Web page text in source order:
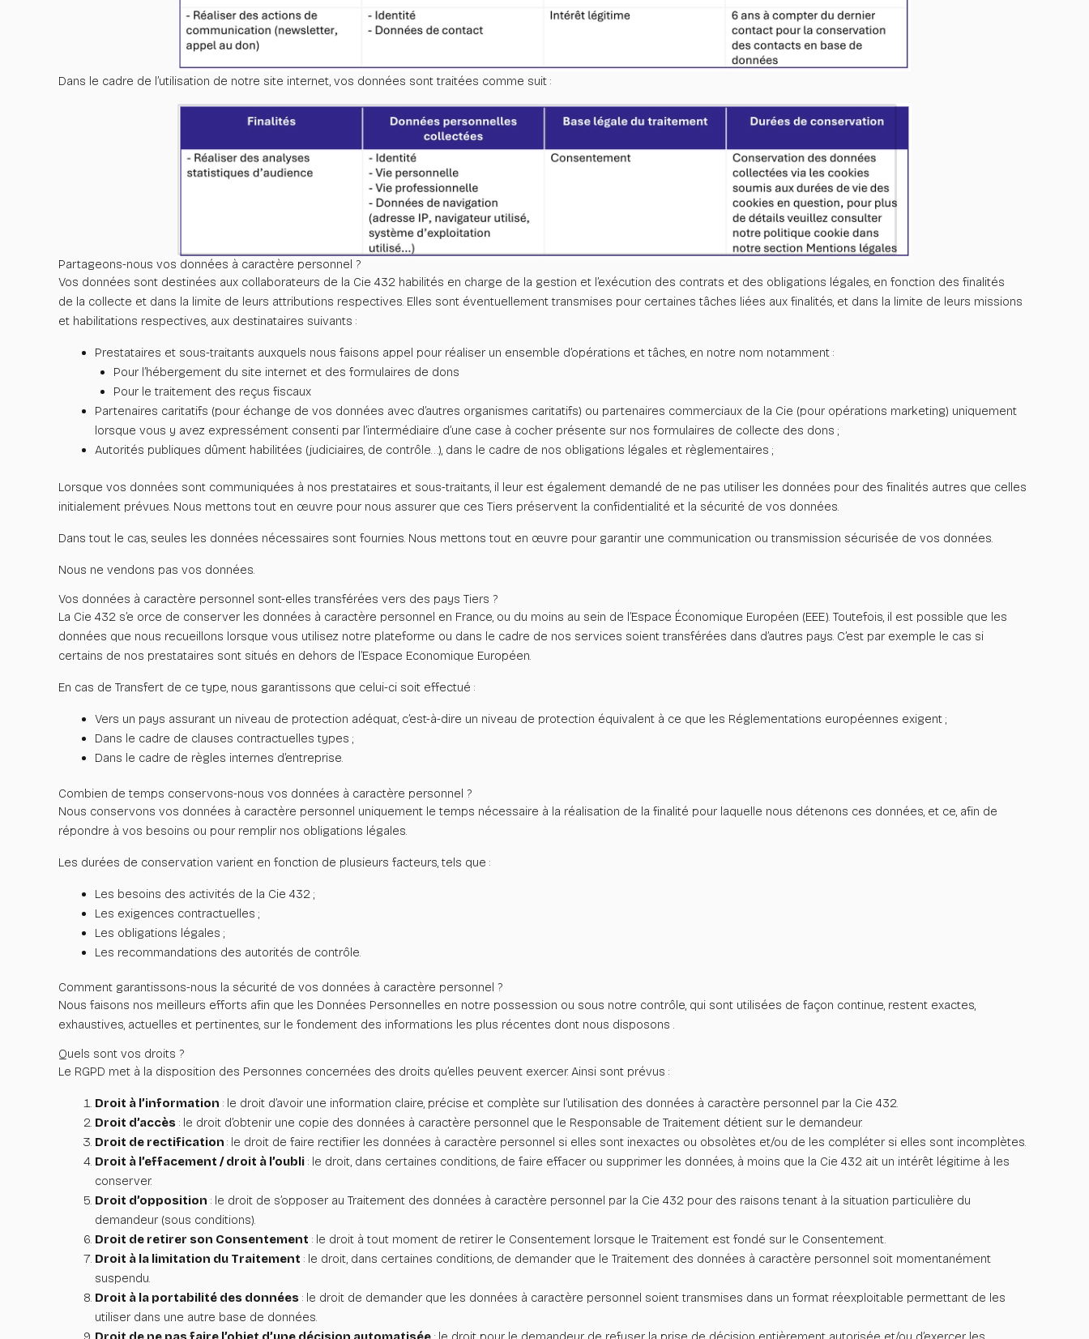
Dans le cadre de l’utilisation de notre site internet, vos données sont traitées comme suit :
Partageons-nous vos données à caractère personnel ?
Vos données sont destinées aux collaborateurs de la Cie 432 habilités en charge de la gestion et l’exécution des contrats et des obligations légales, en fonction des finalités
de la collecte et dans la limite de leurs attributions respectives. Elles sont éventuellement transmises pour certaines tâches liées aux finalités, et dans la limite de leurs missions
et habilitations respectives, aux destinataires suivants :
Prestataires et sous-traitants auxquels nous faisons appel pour réaliser un ensemble d’opérations et tâches, en notre nom notamment :
Pour l’hébergement du site internet et des formulaires de dons
Pour le traitement des reçus fiscaux
Partenaires caritatifs (pour échange de vos données avec d’autres organismes caritatifs) ou partenaires commerciaux de la Cie (pour opérations marketing) uniquement
lorsque vous y avez expressément consenti par l’intermédiaire d’une case à cocher présente sur nos formulaires de collecte des dons ;
Autorités publiques dûment habilitées (judiciaires, de contrôle…), dans le cadre de nos obligations légales et règlementaires ;
Lorsque vos données sont communiquées à nos prestataires et sous-traitants, il leur est également demandé de ne pas utiliser les données pour des finalités autres que celles
initialement prévues. Nous mettons tout en œuvre pour nous assurer que ces Tiers préservent la confidentialité et la sécurité de vos données.
Dans tout le cas, seules les données nécessaires sont fournies. Nous mettons tout en œuvre pour garantir une communication ou transmission sécurisée de vos données.
Nous ne vendons pas vos données.
Vos données à caractère personnel sont-elles transférées vers des pays Tiers ?
La Cie 432 s’e orce de conserver les données à caractère personnel en France, ou du moins au sein de l’Espace Économique Européen (EEE). Toutefois, il est possible que les
données que nous recueillons lorsque vous utilisez notre plateforme ou dans le cadre de nos services soient transférées dans d’autres pays. C’est par exemple le cas si
certains de nos prestataires sont situés en dehors de l’Espace Economique Européen.
En cas de Transfert de ce type, nous garantissons que celui-ci soit effectué :
Vers un pays assurant un niveau de protection adéquat, c’est-à-dire un niveau de protection équivalent à ce que les Réglementations européennes exigent ;
Dans le cadre de clauses contractuelles types ;
Dans le cadre de règles internes d’entreprise.
Combien de temps conservons-nous vos données à caractère personnel ?
Nous conservons vos données à caractère personnel uniquement le temps nécessaire à la réalisation de la finalité pour laquelle nous détenons ces données, et ce, afin de
répondre à vos besoins ou pour remplir nos obligations légales.
Les durées de conservation varient en fonction de plusieurs facteurs, tels que :
Les besoins des activités de la Cie 432 ;
Les exigences contractuelles ;
Les obligations légales ;
Les recommandations des autorités de contrôle.
Comment garantissons-nous la sécurité de vos données à caractère personnel ?
Nous faisons nos meilleurs efforts afin que les Données Personnelles en notre possession ou sous notre contrôle, qui sont utilisées de façon continue, restent exactes,
exhaustives, actuelles et pertinentes, sur le fondement des informations les plus récentes dont nous disposons .
Quels sont vos droits ?
Le RGPD met à la disposition des Personnes concernées des droits qu’elles peuvent exercer. Ainsi sont prévus :
Droit à l’information : le droit d’avoir une information claire, précise et complète sur l’utilisation des données à caractère personnel par la Cie 432.
Droit d’accès : le droit d’obtenir une copie des données à caractère personnel que le Responsable de Traitement détient sur le demandeur.
Droit de rectification : le droit de faire rectifier les données à caractère personnel si elles sont inexactes ou obsolètes et/ou de les compléter si elles sont incomplètes.
Droit à l’effacement / droit à l’oubli : le droit, dans certaines conditions, de faire effacer ou supprimer les données, à moins que la Cie 432 ait un intérêt légitime à les
conserver.
Droit d’opposition : le droit de s’opposer au Traitement des données à caractère personnel par la Cie 432 pour des raisons tenant à la situation particulière du
demandeur (sous conditions).
Droit de retirer son Consentement : le droit à tout moment de retirer le Consentement lorsque le Traitement est fondé sur le Consentement.
Droit à la limitation du Traitement : le droit, dans certaines conditions, de demander que le Traitement des données à caractère personnel soit momentanément
suspendu.
Droit à la portabilité des données : le droit de demander que les données à caractère personnel soient transmises dans un format réexploitable permettant de les
utiliser dans une autre base de données.